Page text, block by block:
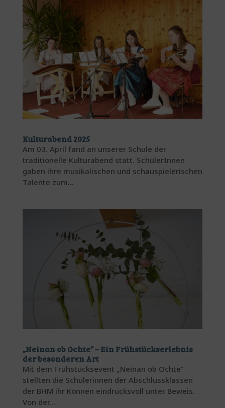
Kulturabend 2025
Am 03. April fand an unserer Schule der
traditionelle Kulturabend statt. SchülerInnen
gaben ihre musikalischen und schauspielerischen
Talente zum...
„Neinan ob Ochte“ – Ein Frühstückserlebnis
der besonderen Art
Mit dem Frühstücksevent „Neinan ob Ochte“
stellten die Schülerinnen der Abschlussklassen
der BHM ihr Können eindrucksvoll unter Beweis.
Von der...